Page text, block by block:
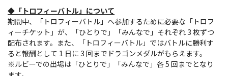
◆「トロフィーバトル」について
期間中、「トロフィーバトル」へ参加するために必要な「トロフ
ィーチケット」が、「ひとりで」「みんなで」それぞれ 3 枚ずつ
配布されます。また、「トロフィーバトル」ではバトルに勝利す
ると報酬として 1 日に 3 回までドラゴンメダルがもらえます。
※ルビーでの出場は「ひとりで」「みんなで」各 5 回までとなり